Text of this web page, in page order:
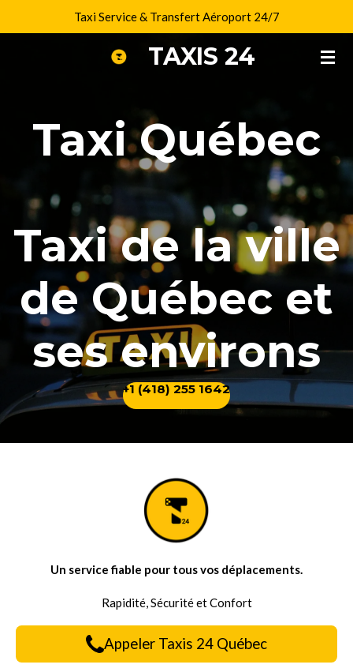
TAXIS 24
Taxi Service & Transfert Aéroport 24/7
Taxi Québec
Taxi de la ville
de Québec et
ses environs
+1 (418) 255 1642
Un service fiable pour tous vos déplacements.
Rapidité, Sécurité et Confort
Appeler Taxis 24 Québec